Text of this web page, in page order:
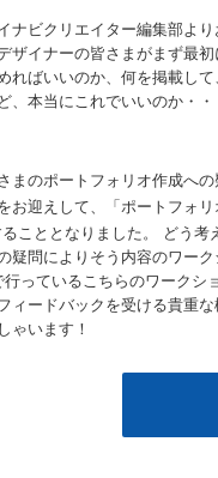
ナビクリエイター編集部より
ザイナーの皆さまがまず最
ればいいのか、何を掲載し
、本当にこれでいいのか・
まのポートフォリオ作成へ
お迎えして、「ポートフォ
こととなりました。 どう
疑問によりそう内容のワーク
っているこちらのワークシ
ィードバックを受ける貴重
ゃいます！